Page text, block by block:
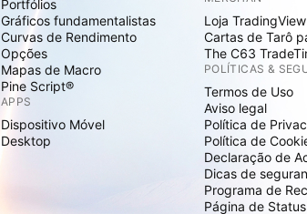
Portfólios
Gráficos fundamentalistas
Curvas de Rendimento
Opções
Mapas de Macro
Pine Script®
APPS
Dispositivo Móvel
Desktop
Loja TradingView
Cartas de Tarô
The C63
POLÍTICAS &
Termos de Uso
Aviso legal
Política de
Política de
Declaração de
Dicas de
Programa de
Página de Status